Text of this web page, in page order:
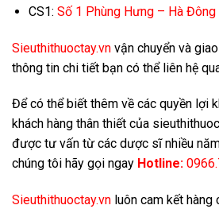
CS1: Số 1 Phùng Hưng – Hà
Sieuthithuoctay.vn vận chuyển và
thông tin chi tiết bạn có thể liên hệ
Để có thể biết thêm về các quyền lợi
khách hàng thân thiết của
được tư vấn từ các dược sĩ nhiều
chúng tôi hãy gọi ngay Hotline:
Sieuthithuoctay.vn luôn cam kết hàng